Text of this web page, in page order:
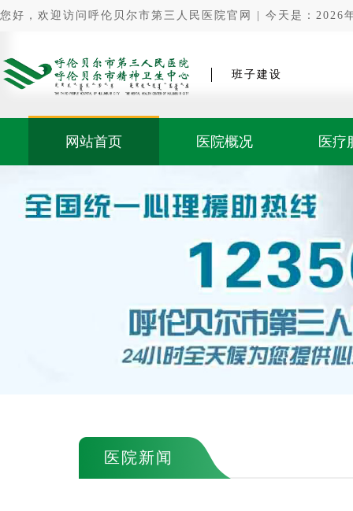
您好，欢迎访问呼伦贝尔市第三人民医院官网 | 今天是：2026
班子建设
网站首页 医院概况 医疗
医院新闻